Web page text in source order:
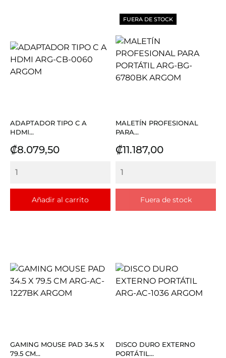
ADAPTADOR TIPO C A
HDMI...
Precio
₡8.079,50
Añadir al carrito
MALETÍN PROFESIONAL
PARA...
Precio
₡11.187,00
Fuera de stock
FUERA DE STOCK
GAMING MOUSE PAD 34.5 X
79.5 CM...
DISCO DURO EXTERNO
PORTÁTIL...